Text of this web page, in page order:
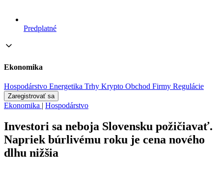
Predplatné
Ekonomika
Hospodárstvo Energetika Trhy Krypto Obchod Firmy Regulácie
Zaregistrovať sa
Ekonomika | Hospodárstvo
Investori sa neboja Slovensku požičiavať.
Napriek búrlivému roku je cena nového
dlhu nižšia